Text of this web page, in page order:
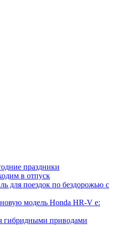
праздники
в отпуск
для поездок по бездорожью с
модель Honda HR-V e:
гибридными приводами